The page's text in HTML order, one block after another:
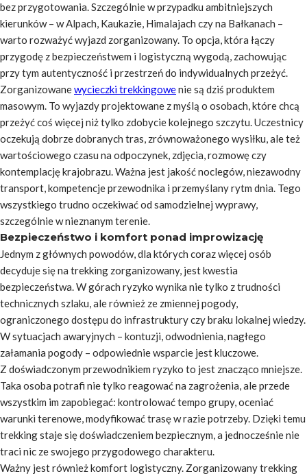
bez przygotowania. Szczególnie w przypadku ambitniejszych
kierunków – w Alpach, Kaukazie, Himalajach czy na Bałkanach –
warto rozważyć wyjazd zorganizowany. To opcja, która łączy
przygodę z bezpieczeństwem i logistyczną wygodą, zachowując
przy tym autentyczność i przestrzeń do indywidualnych przeżyć.
Zorganizowanewycieczki trekkingowenie są dziś produktem
masowym. To wyjazdy projektowane z myślą o osobach, które chcą
przeżyć coś więcej niż tylko zdobycie kolejnego szczytu. Uczestnicy
oczekują dobrze dobranych tras, zrównoważonego wysiłku, ale też
wartościowego czasu na odpoczynek, zdjęcia, rozmowę czy
kontemplację krajobrazu. Ważna jest jakość noclegów, niezawodny
transport, kompetencje przewodnika i przemyślany rytm dnia. Tego
wszystkiego trudno oczekiwać od samodzielnej wyprawy,
szczególnie w nieznanym terenie.
Bezpieczeństwo i komfort ponad improwizację
Jednym z głównych powodów, dla których coraz więcej osób
decyduje się na trekking zorganizowany, jest kwestia
bezpieczeństwa. W górach ryzyko wynika nie tylko z trudności
technicznych szlaku, ale również ze zmiennej pogody,
ograniczonego dostępu do infrastruktury czy braku lokalnej wiedzy.
W sytuacjach awaryjnych – kontuzji, odwodnienia, nagłego
załamania pogody – odpowiednie wsparcie jest kluczowe.
Z doświadczonym przewodnikiem ryzyko to jest znacząco mniejsze.
Taka osoba potrafi nie tylko reagować na zagrożenia, ale przede
wszystkim im zapobiegać: kontrolować tempo grupy, oceniać
warunki terenowe, modyfikować trasę w razie potrzeby. Dzięki temu
trekking staje się doświadczeniem bezpiecznym, a jednocześnie nie
traci nic ze swojego przygodowego charakteru.
Ważny jest również komfort logistyczny. Zorganizowany trekking